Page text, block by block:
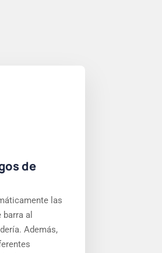
de
las
al
Además,